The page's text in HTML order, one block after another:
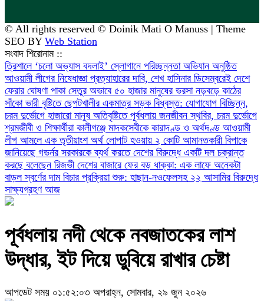
© All rights reserved © Doinik Mati O Manuss | Theme
SEO BY Web Station
সংবাদ শিরোনাম ::
‎ত্রিশালে ‘চলো অভ্যাস বদলাই’ স্লোগানে পরিচ্ছন্নতা অভিযান অনুষ্ঠিত
আওয়ামী লীগের নিষেধাজ্ঞা প্রত্যাহারের দাবি, শেখ হাসিনার ডিসেম্বরেই দেশে
ফেরার ঘোষণা পাকা সেতুর অভাবে ৫০ হাজার মানুষের ভরসা নড়বড়ে কাঠের
সাঁকো ভারী বৃষ্টিতে ছেপটখালীর একমাত্র সড়ক বিধ্বস্ত: যোগাযোগ বিচ্ছিন্ন,
চরম দুর্ভোগে হাজারো মানুষ অতিবৃষ্টিতে পূর্বধলায় জনজীবন স্থবির, চরম দুর্ভোগে
শ্রমজীবী ও শিক্ষার্থীরা কালীগঞ্জে মাদকসেবীকে কারাদণ্ড ও অর্থদণ্ড আওয়ামী
লীগ আমলে এক তৃতীয়াংশ অর্থ লোপাট হওয়ায় ২ কোটি আমানতকারী বিপাকে
জানিয়েছে গভর্নর সরকারকে ব্যর্থ করতে দেশের বিরুদ্ধে একটি দল চক্রান্ত
করছে বলেছেন রিজভী দেশের বাজারে ফের বড় ধাক্কা: এক লাফে অনেকটা
বাড়ল স্বর্ণের দাম বিচার প্রক্রিয়া শুরু: হাছান-নওফেলসহ ২২ আসামির বিরুদ্ধে
সাক্ষ্যগ্রহণ আজ
পূর্বধলায় নদী থেকে নবজাতকের লাশ
উদ্ধার, ইট দিয়ে ডুবিয়ে রাখার চেষ্টা
আপডেট সময় ০১:৫২:০৩ অপরাহ্ন, সোমবার, ২৯ জুন ২০২৬